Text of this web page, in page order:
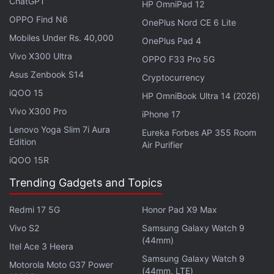
ఒప్పో రెనో 16c vs గూగుల్ పిక్సెల్ 9a vs శాంసంగ్ గెలాక్సీ S25
ఈ మూడు స్మార్ట్‌ఫోన్ల ధరల విషయానికి వస్తే వినియోగదారులకు
వేర్వేరు ఆప్షన్లు అందుబాటులో ఉన్నాయి. ఒప్పో రెనో 16c 5G
ఫోన్ మొత్తం మూడు వేరియంట్లలో లభిస్తోంది. దీని
8GB+128GB వేరియంట్ ధర రూ.46,999 గా ఉండగా,
8GB+256GB మోడల్ ధర రూ.49,999, టాప్ ఎండ్ వేరియంట్
అయిన 12GB+256GB ధర రూ.55,999 గా కంపెనీ
నిర్ణయించింది. మరోవైపు, గూగుల్ పిక్సెల్ 9a కేవలం ఒకే ఒక
8GB+256GB స్టోరేజ్ వేరియంట్లో లభిస్తుండగా దీని ధర
రూ.49,999 గా ఉంది. ఇక శాంసంగ్ గెలాక్సీ S25 FE మోడల్
విషయానికి వస్తే, దీని 8GB+128GB వేరియంట్ ధర
రూ.45,499 గా ఉంది. బడ్జెట్ పరంగా చూస్తే శాంసంగ్ ప్రారంభ
ధర కొద్దిగా తక్కువగా ఉండగా, ఒప్పో ఎక్కువ వేరియంట్ల
ఛాయిస్‌ను ఇస్తోంది.
OPPO Find N6
Mobiles Under Rs. 40,000
Vivo X300 Ultra
Asus Zenbook S14
iQOO 15
Vivo X300 Pro
Lenovo Yoga Slim 7i Aura
Edition
iQOO 15R
HP OmniPad 12
OnePlus Nord CE 6 Lite
OnePlus Pad 4
OPPO F33 Pro 5G
Cryptocurrency
HP OmniBook Ultra 14 (2026)
iPhone 17
Eureka Forbes AP 355 Room
Air Purifier
Trending Gadgets and Topics
Redmi 17 5G
Vivo S2
Itel Ace 3 Heera
Motorola Moto G37 Power
Honor Pad X9 Max
Samsung Galaxy Watch 9
(44mm)
Samsung Galaxy Watch 9
(44mm, LTE)